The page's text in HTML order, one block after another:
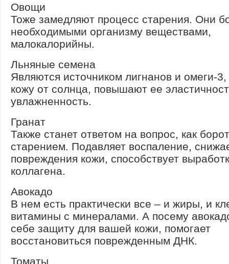
Овощи
Тоже замедляют процесс старения. Они
необходимыми организму веществами,
малокалорийны.
Льняные семена
Являются источником лигнанов и омеги-
кожу от солнца, повышают ее
увлажненность.
Гранат
Также станет ответом на вопрос, как
старением. Подавляет воспаление,
повреждения кожи, способствует
коллагена.
Авокадо
В нем есть практически все – и жиры, и
витамины с минералами. А посему
себе защиту для вашей кожи, помогает
восстановиться поврежденным ДНК.
Томаты